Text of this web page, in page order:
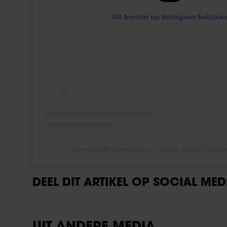
Dit bericht op Instagram bekijken
DEEL DIT ARTIKEL OP SOCIAL